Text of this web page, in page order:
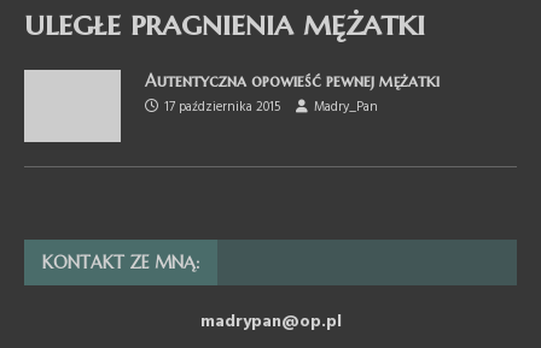
uległe pragnienia mężatki
Autentyczna opowieść pewnej mężatki
17 października 2015
Madry_Pan
KONTAKT ZE MNĄ:
madrypan@op.pl